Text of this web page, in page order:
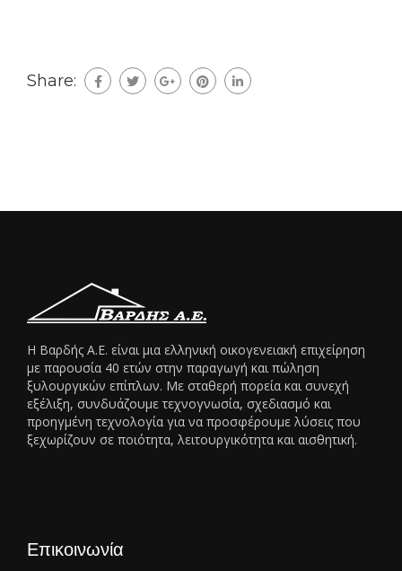
Share:
Η Βαρδής Α.Ε. είναι μια ελληνική οικογενειακή επιχείρηση
με παρουσία 40 ετών στην παραγωγή και πώληση
ξυλουργικών επίπλων. Με σταθερή πορεία και συνεχή
εξέλιξη, συνδυάζουμε τεχνογνωσία, σχεδιασμό και
προηγμένη τεχνολογία για να προσφέρουμε λύσεις που
ξεχωρίζουν σε ποιότητα, λειτουργικότητα και αισθητική.
Επικοινωνία